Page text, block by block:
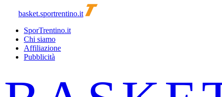
basket.sportrentino.it
SporTrentino.it
Chi siamo
Affiliazione
Pubblicità